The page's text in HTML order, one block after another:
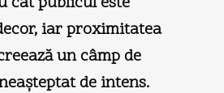
iar proximitatea
un câmp de
de intens.